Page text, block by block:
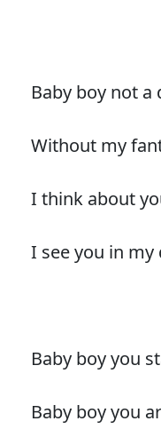
Baby boy not a
Without my
I think about
I see you in my
Baby boy you
Baby boy you